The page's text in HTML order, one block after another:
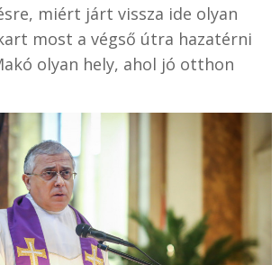
miért járt vissza ide olyan
most a végső útra hazatérni
olyan hely, ahol jó otthon